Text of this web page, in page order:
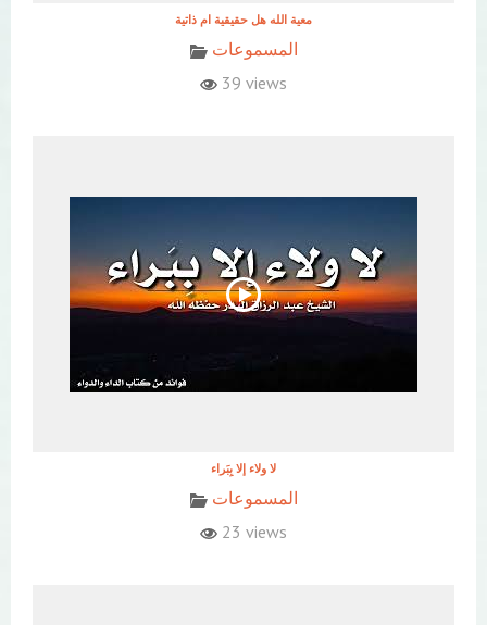
معية الله هل حقيقية ام ذاتية
المسموعات
39 views
المسموعات
23 views